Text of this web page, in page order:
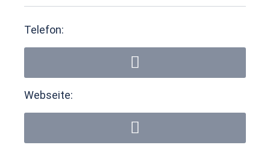
Telefon:
Webseite: